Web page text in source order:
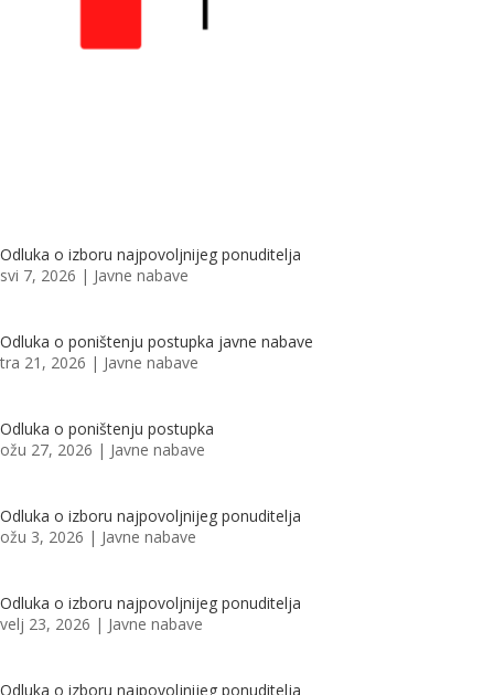
Odluka o izboru najpovoljnijeg ponuditelja
svi 7, 2026 | Javne nabave
Odluka o poništenju postupka javne nabave
tra 21, 2026 | Javne nabave
Odluka o poništenju postupka
ožu 27, 2026 | Javne nabave
Odluka o izboru najpovoljnijeg ponuditelja
ožu 3, 2026 | Javne nabave
Odluka o izboru najpovoljnijeg ponuditelja
velj 23, 2026 | Javne nabave
Odluka o izboru najpovoljnijeg ponuditelja